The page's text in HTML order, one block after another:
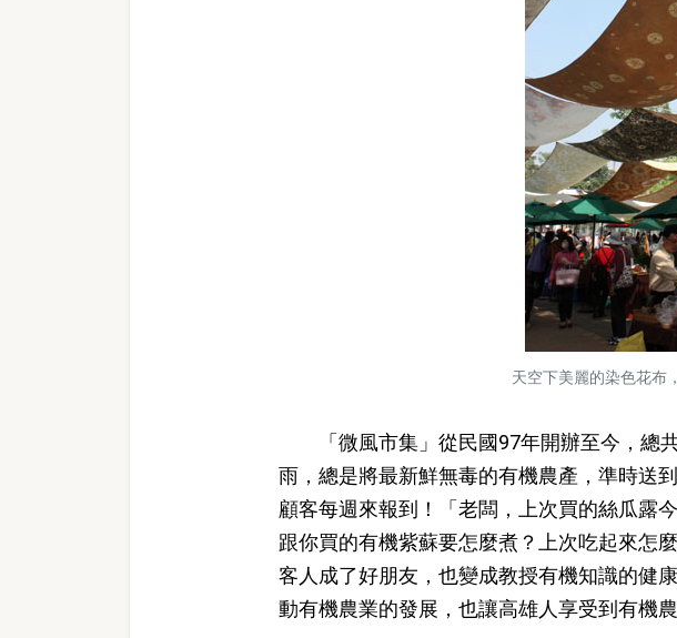
天空下美麗的染色花布
「微風市集」從民國97年開辦至今，總
雨，總是將最新鮮無毒的有機農產，準時送
顧客每週來報到！「老闆，上次買的絲瓜露
跟你買的有機紫蘇要怎麼煮？上次吃起來怎
客人成了好朋友，也變成教授有機知識的健
動有機農業的發展，也讓高雄人享受到有機農